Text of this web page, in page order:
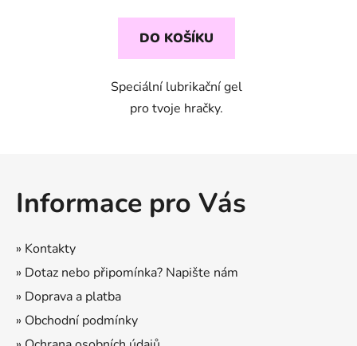
DO KOŠÍKU
Speciální lubrikační gel
pro tvoje hračky.
Informace pro Vás
» Kontakty
» Dotaz nebo připomínka? Napište nám
» Doprava a platba
» Obchodní podmínky